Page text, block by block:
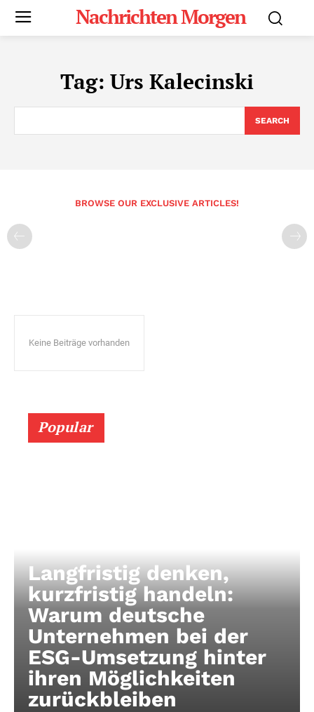
Nachrichten Morgen
Tag: Urs Kalecinski
SEARCH
BROWSE OUR EXCLUSIVE ARTICLES!
Keine Beiträge vorhanden
Popular
Langfristig denken,
kurzfristig handeln:
Warum deutsche
Unternehmen bei der
ESG-Umsetzung hinter
ihren Möglichkeiten
zurückbleiben